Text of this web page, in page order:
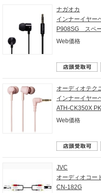
ナガオカ
インナーイヤー
P908SG スペ
Web価格
オーディオテク
インナーイヤー
ATH-CK350X
Web価格
JVC
オーディオコー
CN-182G